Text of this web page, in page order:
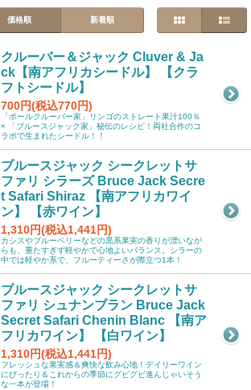
価格順 新着順
クルーバー＆ジャック Cluver & Ja
ck【南アフリカシードル】 【クラ
フトシードル】
700円(税込770円)
「ポールクルーバー家」リンゴのストレート果汁100％
× 「ブルースジャック家」秘伝のレシピ！両社合作のコ
ラボで生まれたシードル！！
ブルースジャック シークレットサ
ファリ シラーズ Bruce Jack Secre
t Safari Shiraz 【南アフリカワイ
ン】 【赤ワイン】
1,310円(税込1,441円)
カシスやブルーベリーなどの黒系果実の香りが漂いなが
らも、重たすぎず軽やかで心地よいバランス。シラーの
中では軽やか系で、フルーティーさが際立つ1本！
ブルースジャック シークレットサ
ファリ シュナンブラン Bruce Jack
Secret Safari Chenin Blanc 【南ア
フリカワイン】 【白ワイン】
1,310円(税込1,441円)
フレッシュな果実感＆爽快な飲み心地！デイリーワイン
にぴったり＆これからの季節にグビグビ進んじゃいそう
な一本が登場！